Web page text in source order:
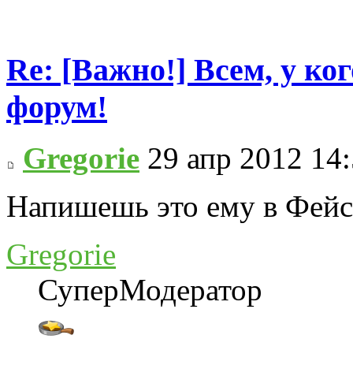
Re: [Важно!] Всем, у
форум!
Gregorie 29 апр 2012
Напишешь это ему в
Gregorie
СуперМодератор